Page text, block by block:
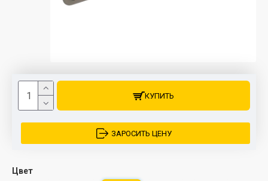
Цвет
КУПИТЬ
ЗАРОСИТЬ ЦЕНУ